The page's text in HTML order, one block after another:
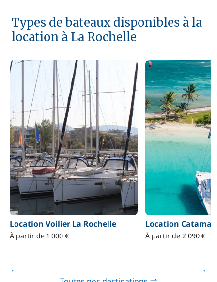
Types de bateaux disponibles à la
location à La Rochelle
Location Voilier La Rochelle
À partir de 1 000 €
Location
À partir de 2 090 €